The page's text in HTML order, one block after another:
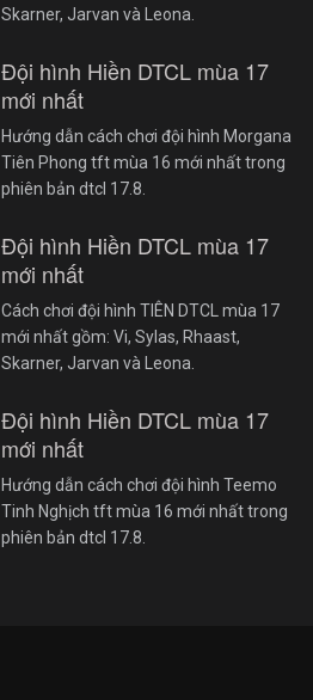
Skarner, Jarvan và Leona.
Đội hình Hiền DTCL mùa 17
mới nhất
Hướng dẫn cách chơi đội hình Morgana
Tiên Phong tft mùa 16 mới nhất trong
phiên bản dtcl 17.8.
Đội hình Hiền DTCL mùa 17
mới nhất
Cách chơi đội hình TIÊN DTCL mùa 17
mới nhất gồm: Vi, Sylas, Rhaast,
Skarner, Jarvan và Leona.
Đội hình Hiền DTCL mùa 17
mới nhất
Hướng dẫn cách chơi đội hình Teemo
Tinh Nghịch tft mùa 16 mới nhất trong
phiên bản dtcl 17.8.